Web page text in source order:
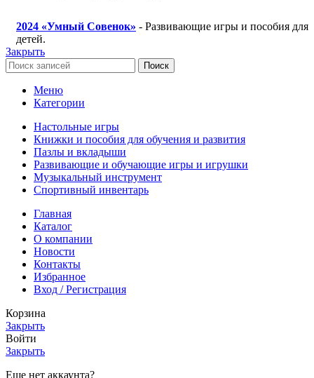
2024 «Умный Совенок» - Развивающие игры и пособия для
детей.
Закрыть
Поиск
Меню
Категории
Настольные игры
Книжки и пособия для обучения и развития
Пазлы и вкладыши
Развивающие и обучающие игры и игрушки
Музыкальный инструмент
Спортивный инвентарь
Главная
Каталог
О компании
Новости
Контакты
Избранное
Вход / Регистрация
Корзина
Закрыть
Войти
Закрыть
Еще нет аккаунта?